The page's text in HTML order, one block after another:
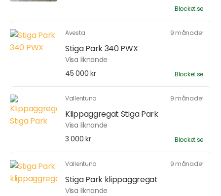
Blocket.se
Avesta 9 månader
Stiga Park 340 PWX
Visa liknande
45 000 kr
Blocket.se
Vallentuna 9 månader
Klippaggregat Stiga Park
Visa liknande
3 000 kr
Blocket.se
Vallentuna 9 månader
Stiga Park klippaggregat
Visa liknande